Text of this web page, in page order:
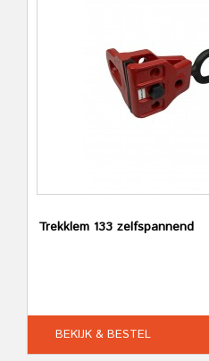
Trekklem 133 zelfspannend
BEKIJK & BESTEL